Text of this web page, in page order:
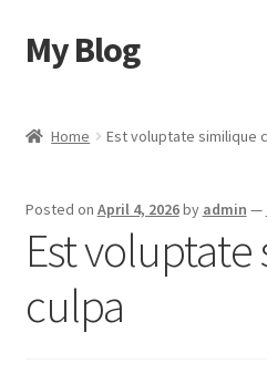
Skip
to
Skip
to
My Blog
Checkout
Home Est voluptate similique
Posted on April 4, 2026by admin —
Est
culpa